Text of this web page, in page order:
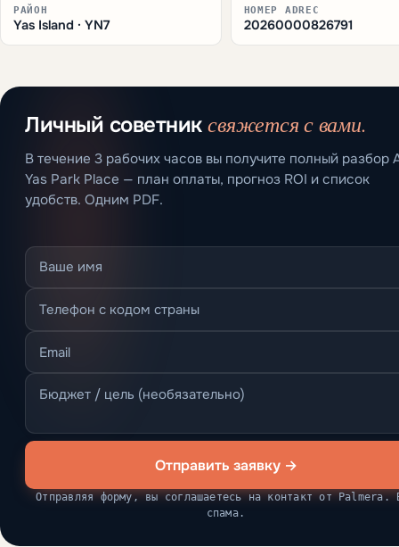
РАЙОН
Yas Island · YN7
НОМЕР ADREC
20260000826791
Личный советниксвяжется с вами.
В течение 3 рабочих часов вы получите полный разбор
Yas Park Place — план оплаты, прогноз ROI и список
удобств. Одним PDF.
Отправить заявку →
Отправляя форму, вы соглашаетесь на контакт от Palmera.
спама.